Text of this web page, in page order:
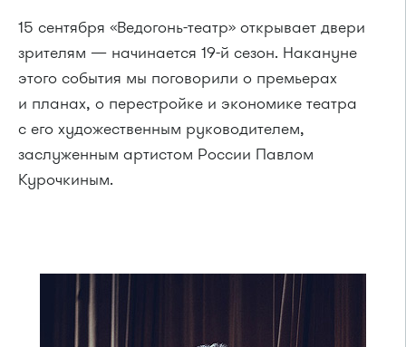
15 сентября «Ведогонь-театр» открывает двери
зрителям — начинается 19-й сезон. Накануне
этого события мы поговорили о премьерах
и планах, о перестройке и экономике театра
с его художественным руководителем,
заслуженным артистом России Павлом
Курочкиным.